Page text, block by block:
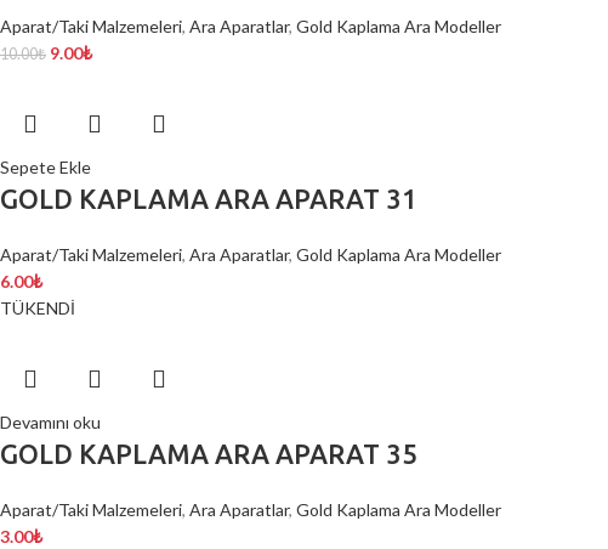
Aparat/Taki Malzemeleri, Ara Aparatlar, Gold Kaplama Ara Modeller
10.00₺ 9.00₺
Sepete Ekle
GOLD KAPLAMA ARA APARAT 31
Aparat/Taki Malzemeleri, Ara Aparatlar, Gold Kaplama Ara Modeller
6.00₺
TÜKENDİ
Devamını oku
GOLD KAPLAMA ARA APARAT 35
Aparat/Taki Malzemeleri, Ara Aparatlar, Gold Kaplama Ara Modeller
3.00₺